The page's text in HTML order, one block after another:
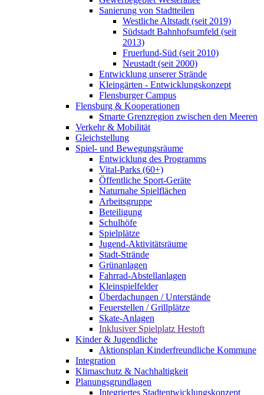
Sanierung von Stadtteilen
Westliche Altstadt (seit 2019)
Südstadt Bahnhofsumfeld (seit
2013)
Fruerlund-Süd (seit 2010)
Neustadt (seit 2000)
Entwicklung unserer Strände
Kleingärten - Entwicklungskonzept
Flensburger Campus
Flensburg & Kooperationen
Smarte Grenzregion zwischen den Meeren
Verkehr & Mobilität
Gleichstellung
Spiel- und Bewegungsräume
Entwicklung des Programms
Vital-Parks (60+)
Öffentliche Sport-Geräte
Naturnahe Spielflächen
Arbeitsgruppe
Beteiligung
Schulhöfe
Spielplätze
Jugend-Aktivitätsräume
Stadt-Strände
Grünanlagen
Fahrrad-Abstellanlagen
Kleinspielfelder
Überdachungen / Unterstände
Feuerstellen / Grillplätze
Skate-Anlagen
Inklusiver Spielplatz Hestoft
Kinder & Jugendliche
Aktionsplan Kinderfreundliche Kommune
Integration
Klimaschutz & Nachhaltigkeit
Planungsgrundlagen
Integriertes Stadtentwicklungskonzept